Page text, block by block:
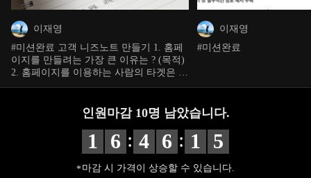
이재영
#미션완료 고객 니즈노트 만들기 1. 홈페
이지를 만들려는 가장 큰 이유는 ? (목적)
2. 홈페이지를 이용하는 사람의 타겟은 ?
하는 것은? 3. 홈페이지를 통해 가장 얻고
망설여지는 이유 파악 > 주력상품은 > 구
매를 높이기 위한 방법은? > - 예약 > 예
은 ? (네이버,카카오 등) > 예약전환율 높
이재영
#미션완료
인원마감 10명 남았습니다.
1 6 : 4 6 : 1 3
마감 시 가격이 상승할 수 있습니다.